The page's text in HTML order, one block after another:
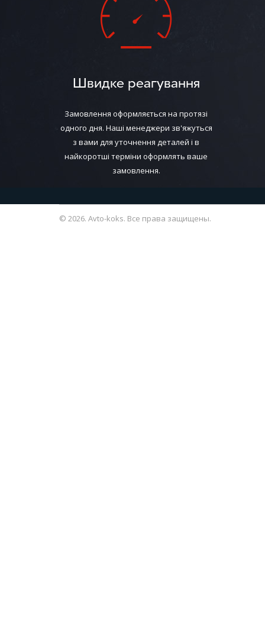
Швидке реагування
Замовлення оформляється на протязі
одного дня. Наші менеджери зв'яжуться
з вами для уточнення деталей і в
найкоротші терміни оформлять ваше
замовлення.
© 2026. Avto-koks. Все права защищены.